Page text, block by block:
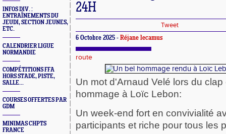
INFOS DIV. :
ENTRAÎNEMENTS DU
JEUDI, SECTION JEUNES,
ETC.
CALENDRIER LIGUE
NORMANDIE
COMPÉTITIONS FFA
HORS STADE, PISTE,
SALLE...
COURSES OFFERTES PAR
GDM
MINIMAS CHPTS
FRANCE
24H
Tweet
6 Octobre 2025 - Réjane lecamus
route
Un mot d'Arnaud Velé lors du
hommage à Loïc Lebon:
Un week-end fort en convivialité
participants et riche pour tous les